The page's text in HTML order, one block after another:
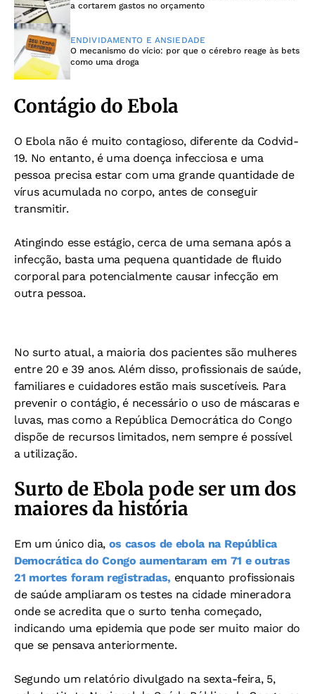
a cortarem gastos no orçamento
ENDIVIDAMENTO E ANSIEDADE
O mecanismo do vício: por que o cérebro reage às bets
como uma droga
Contágio do Ebola
O Ebola não é muito contagioso, diferente da Codvid-
19. No entanto, é uma doença infecciosa e uma
pessoa precisa estar com uma grande quantidade de
vírus acumulada no corpo, antes de conseguir
transmitir.
Atingindo esse estágio, cerca de uma semana após a
infecção, basta uma pequena quantidade de fluido
corporal para potencialmente causar infecção em
outra pessoa.
No surto atual, a maioria dos pacientes são mulheres
entre 20 e 39 anos. Além disso, profissionais de saúde,
familiares e cuidadores estão mais suscetíveis. Para
prevenir o contágio, é necessário o uso de máscaras e
luvas, mas como a República Democrática do Congo
dispõe de recursos limitados, nem sempre é possível
a utilização.
Surto de Ebola pode ser um dos
maiores da história
Em um único dia, os casos de ebola na República
Democrática do Congo aumentaram em 71 e outras
21 mortes foram registradas, enquanto profissionais
de saúde ampliaram os testes na cidade mineradora
onde se acredita que o surto tenha começado,
indicando uma epidemia que pode ser muito maior do
que se pensava anteriormente.
Segundo um relatório divulgado na sexta-feira, 5,